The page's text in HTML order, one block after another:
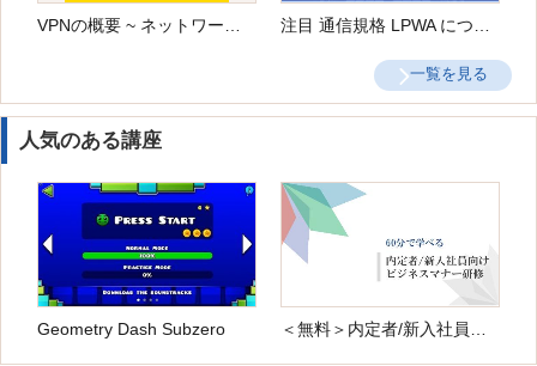
一覧を見る
人気のある講座
Geometry Dash Subzero